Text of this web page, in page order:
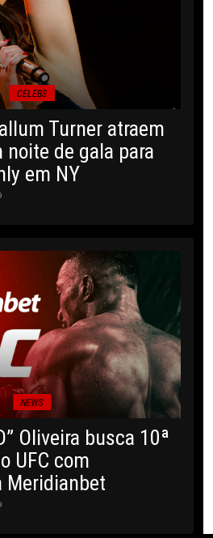
CELEBS
Turner atraem
de gala para
em NY
NEWS
Oliveira busca 10ª
UFC com
Meridianbet